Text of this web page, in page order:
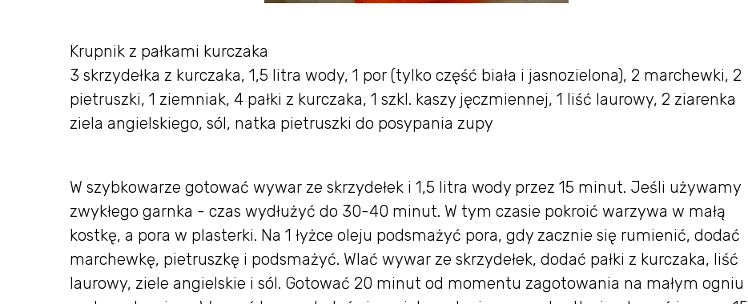
Krupnik z pałkami kurczaka
3 skrzydełka z kurczaka, 1,5 litra wody, 1 por (tylko część biała i jasnozielona), 2 marchewki, 2
pietruszki, 1 ziemniak, 4 pałki z kurczaka, 1 szkl. kaszy jęczmiennej, 1 liść laurowy, 2 ziarenka
ziela angielskiego, sól, natka pietruszki do posypania zupy
W szybkowarze gotować wywar ze skrzydełek i 1,5 litra wody przez 15 minut. Jeśli używamy
zwykłego garnka - czas wydłużyć do 30-40 minut. W tym czasie pokroić warzywa w małą
kostkę, a pora w plasterki. Na 1 łyżce oleju podsmażyć pora, gdy zacznie się rumienić, dodać
marchewkę, pietruszkę i podsmażyć. Wlać wywar ze skrzydełek, dodać pałki z kurczaka, liść
laurowy, ziele angielskie i sól. Gotować 20 minut od momentu zagotowania na małym ogniu